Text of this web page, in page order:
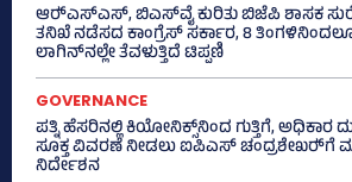
ಆರ್‍‌ಎಸ್‌ಎಸ್‌, ಬಿಎಸ್‌ವೈ ಕುರಿತು ಬಿಜೆಪಿ ಶಾಸಕ
ತನಿಖೆ ನಡೆಸದ ಕಾಂಗ್ರೆಸ್‌ ಸರ್ಕಾರ, 8
ಲಾಗಿನ್‌ನಲ್ಲೇ ತೆವಳುತ್ತಿದೆ ಟಿಪ್ಪಣಿ
GOVERNANCE
ಪತ್ನಿ ಹೆಸರಿನಲ್ಲಿ ಕಿಯೋನಿಕ್ಸ್‌ನಿಂದ ಗುತ್ತಿಗೆ,
ಸೂಕ್ತ ವಿವರಣೆ ನೀಡಲು ಐಪಿಎಸ್‌ ಚಂದ್ರಶೇಖರ್‍‌ಗೆ
ನಿರ್ದೇಶನ